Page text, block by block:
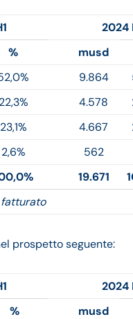
2024
% musd
9.864
22,3% 4.578
23,1% 4.667
2,6% 562
19.671
fatturato
prospetto seguente:
2024
% musd